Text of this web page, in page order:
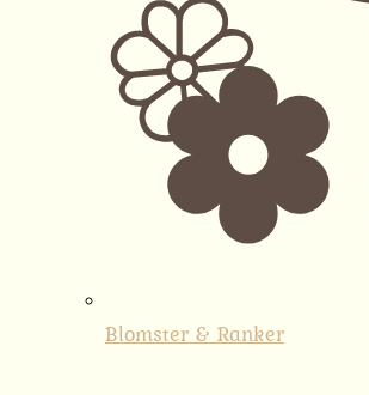
Blomster & Ranker